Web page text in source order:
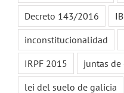
Decreto 143/2016
inconstitucionalidad
IRPF 2015
juntas
lei del suelo de galicia